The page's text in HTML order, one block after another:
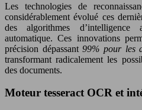
Les technologies de
considérablement évolué ces
des algorithmes d’intelligence
automatique. Ces innovations
précision dépassant99% pour les
transformant radicalement les
des documents.
Moteur tesseract OCR et